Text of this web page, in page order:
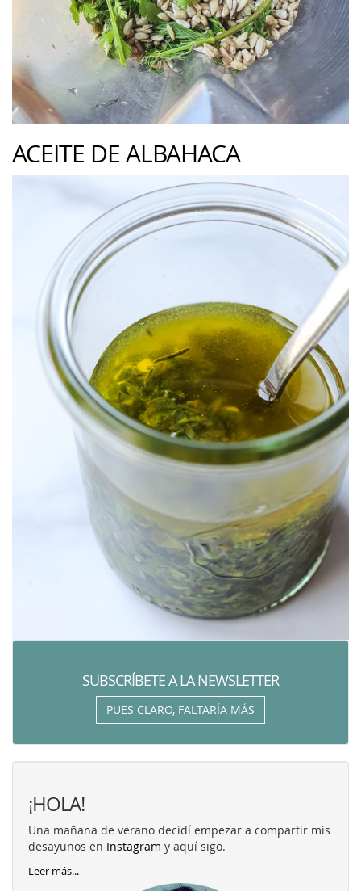
ACEITE DE ALBAHACA
SUBSCRÍBETE A LA NEWSLETTER
PUES CLARO, FALTARÍA MÁS
¡HOLA!
Una mañana de verano decidí empezar a compartir mis
desayunos en Instagram y aquí sigo.
Leer más...